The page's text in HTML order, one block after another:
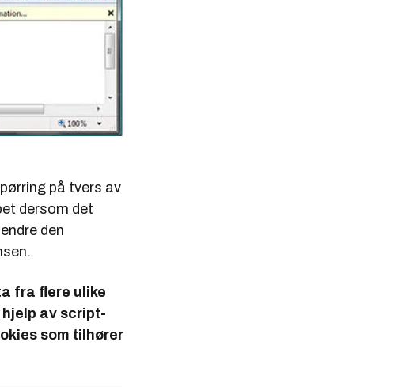
på tvers av
dersom det
den
fra flere ulike
av script-
som tilhører